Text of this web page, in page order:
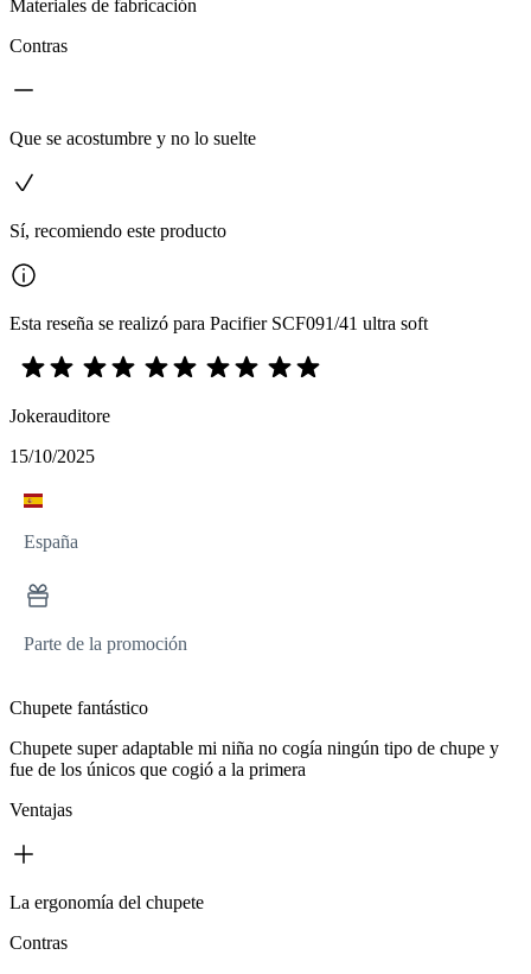
Materiales de fabricación
Contras
Que se acostumbre y no lo suelte
Sí, recomiendo este producto
Esta reseña se realizó para Pacifier SCF091/41 ultra soft
Jokerauditore
15/10/2025
España
Parte de la promoción
Chupete fantástico
Chupete super adaptable mi niña no cogía ningún tipo de chupe y
fue de los únicos que cogió a la primera
Ventajas
La ergonomía del chupete
Contras